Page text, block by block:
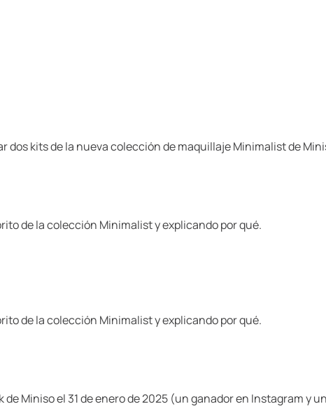
kits de la nueva colección de maquillaje Minimalist de
de la colección Minimalist y explicando por qué.
de la colección Minimalist y explicando por qué.
Miniso el 31 de enero de 2025 (un ganador en Instagram y